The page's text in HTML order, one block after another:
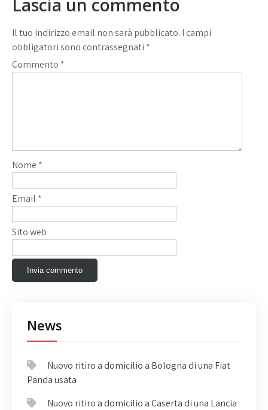
Lascia un commento
Il tuo indirizzo email non sarà pubblicato. I campi
obbligatori sono contrassegnati *
Commento *
Nome *
Email *
Sito web
News
Nuovo ritiro a domicilio a Bologna di una Fiat
Panda usata
Nuovo ritiro a domicilio a Caserta di una Lancia